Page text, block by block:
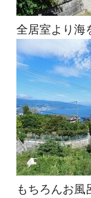
全居室より海
もちろんお風